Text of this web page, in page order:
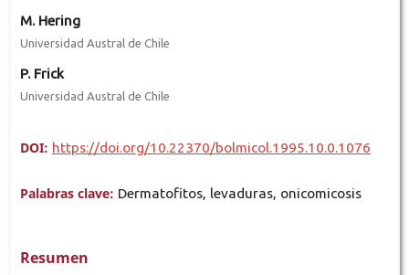
M. Hering
Universidad Austral de Chile
P. Frick
Universidad Austral de Chile
DOI: https://doi.org/10.22370/bolmicol.1995.10.0.1076
Palabras clave: Dermatofitos, levaduras, onicomicosis
Resumen